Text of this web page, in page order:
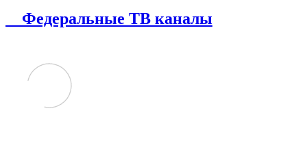
Федеральные ТВ каналы